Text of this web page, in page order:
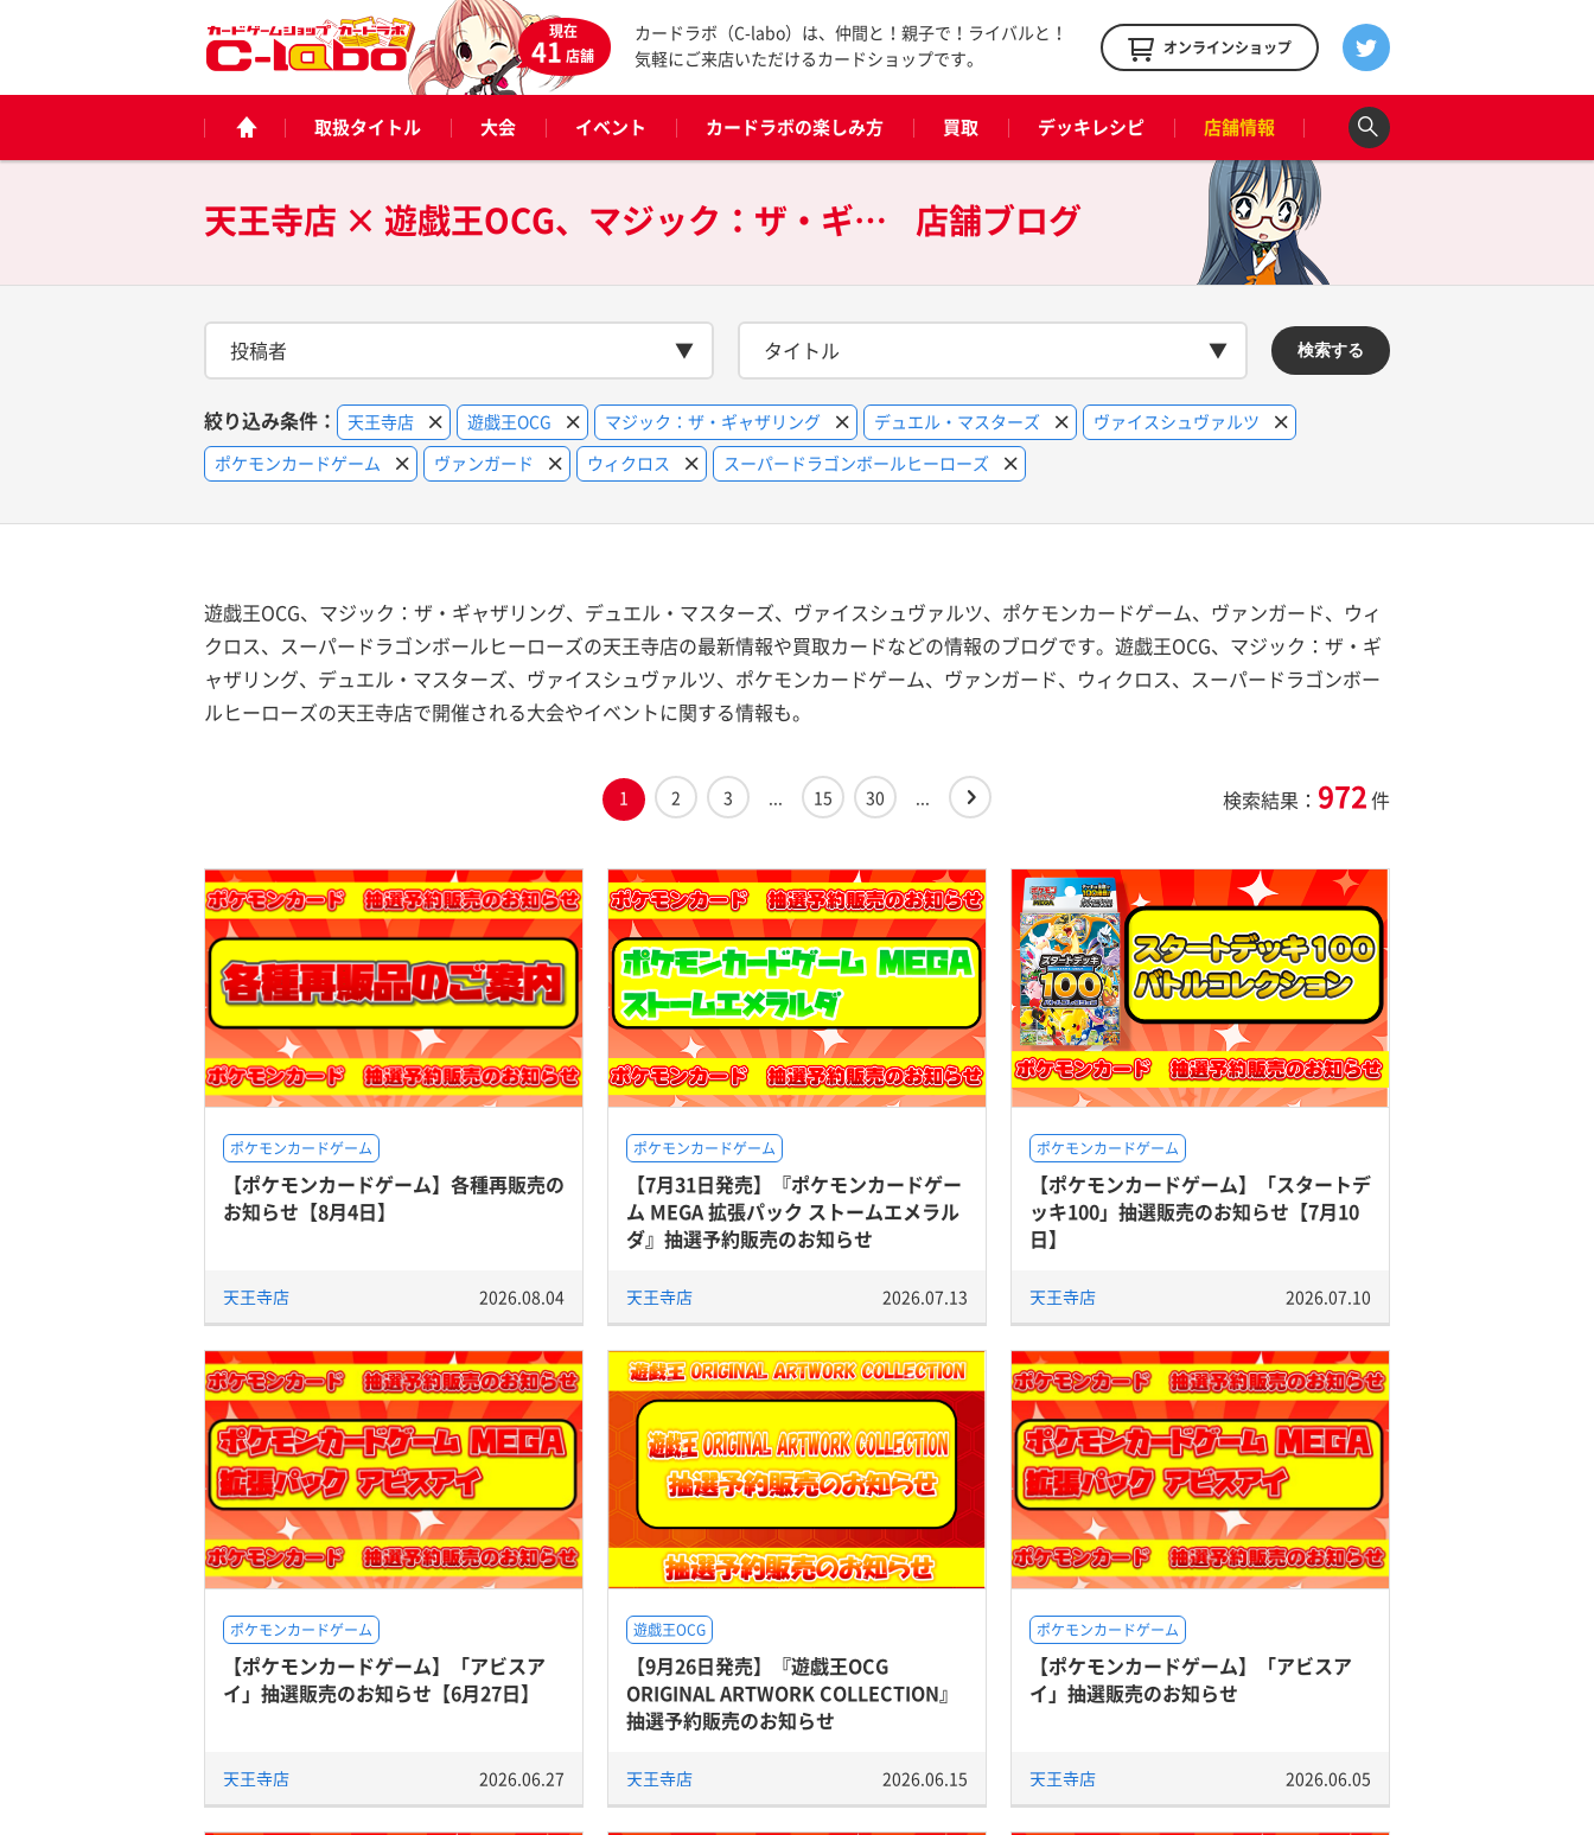
現在
41店舗
カードラボ（C-labo）は、仲間と！親子で！ライバルと！
気軽にご来店いただけるカードショップです。
オンラインショップ
取扱タイトル 大会 イベント カードラボの楽しみ方 買取 デッキレシピ 店舗情報
天王寺店 × 遊戯王OCG、マジック：ザ・ギャザリング、デュエル・マスターズ、ヴァイスシュヴァルツ、ポケモンカードゲーム、ヴァンガード、ウィクロス、スーパードラゴンボールヒーローズの 店舗ブログ
投稿者 タイトル 検索する
絞り込み条件： 天王寺店 遊戯王OCG マジック：ザ・ギャザリング デュエル・マスターズ
ヴァイスシュヴァルツ
ポケモンカードゲーム
ヴァンガード ウィクロス スーパードラゴンボールヒーローズ
遊戯王OCG、マジック：ザ・ギャザリング、デュエル・マスターズ、ヴァイスシュヴァルツ、ポケモンカードゲーム、ヴァンガード、ウィ
クロス、スーパードラゴンボールヒーローズの天王寺店の最新情報や買取カードなどの情報のブログです。遊戯王OCG、マジック：ザ・ギ
ャザリング、デュエル・マスターズ、ヴァイスシュヴァルツ、ポケモンカードゲーム、ヴァンガード、ウィクロス、スーパードラゴンボー
ルヒーローズの天王寺店で開催される大会やイベントに関する情報も。
1 2 3 ... 15 30 ... 検索結果： 972件
ポケモンカードゲーム
【ポケモンカードゲーム】各種再販売の
お知らせ【8月4日】
天王寺店 2026.08.04
ポケモンカードゲーム
【7月31日発売】『ポケモンカードゲー
ム MEGA 拡張パック ストームエメラル
ダ』抽選予約販売のお知らせ
天王寺店 2026.07.13
ポケモンカードゲーム
【ポケモンカードゲーム】「スタートデ
ッキ100」抽選販売のお知らせ【7月10
日】
天王寺店 2026.07.10
ポケモンカードゲーム
【ポケモンカードゲーム】「アビスア
イ」抽選販売のお知らせ【6月27日】
天王寺店 2026.06.27
遊戯王OCG
【9月26日発売】『遊戯王OCG
ORIGINAL ARTWORK COLLECTION』
抽選予約販売のお知らせ
天王寺店 2026.06.15
ポケモンカードゲーム
【ポケモンカードゲーム】「アビスア
イ」抽選販売のお知らせ
天王寺店 2026.06.05